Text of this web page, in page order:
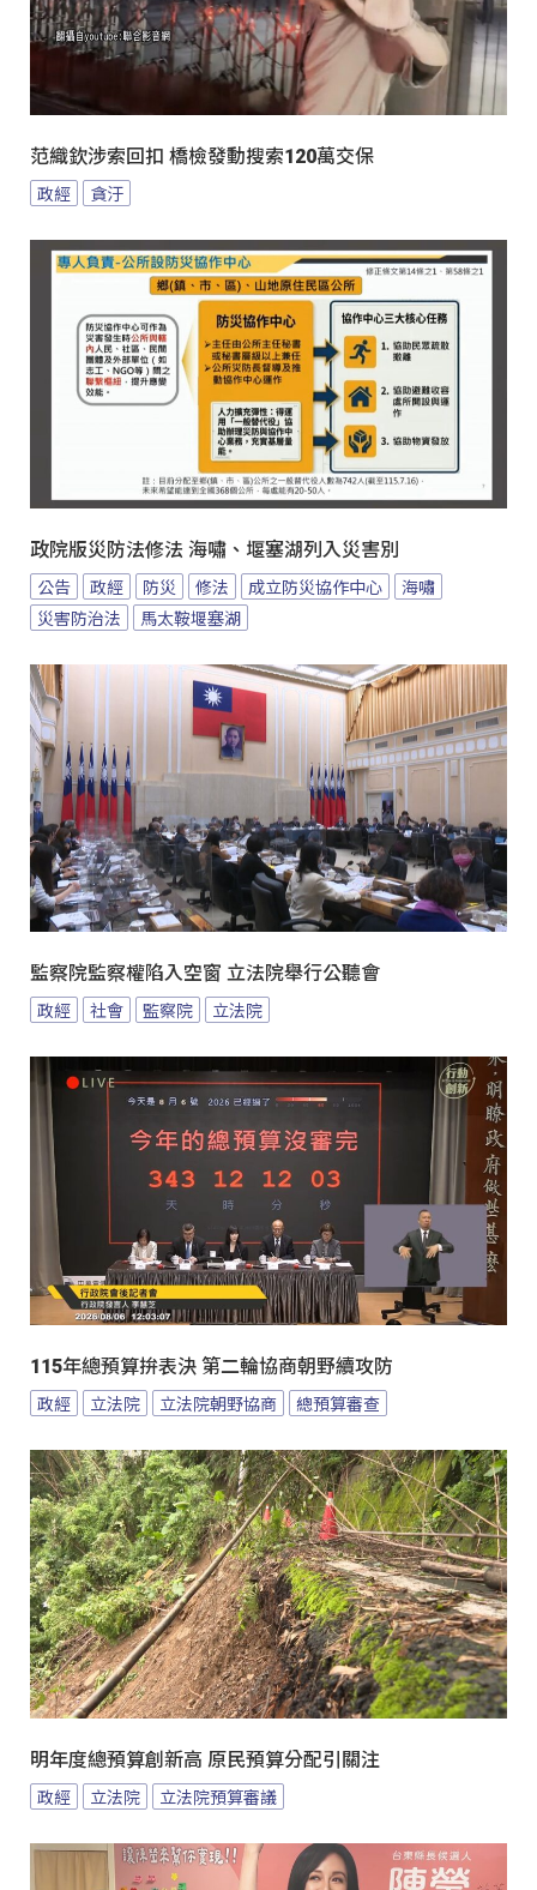
范織欽涉索回扣 橋檢發動搜索120萬交保
政經 貪汙
政院版災防法修法 海嘯、堰塞湖列入災害別
公告 政經 防災 修法 成立防災協作中心
海嘯
災害防治法
馬太鞍堰塞湖
監察院監察權陷入空窗 立法院舉行公聽會
政經 社會 監察院 立法院
115年總預算拚表決 第二輪協商朝野續攻防
政經 立法院 立法院朝野協商 總預算審查
明年度總預算創新高 原民預算分配引關注
政經 立法院 立法院預算審議